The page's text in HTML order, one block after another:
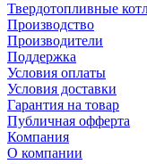
Твердотопливные
Производство
Производители
Поддержка
Условия оплаты
Условия доставки
Гарантия на товар
Публичная офферта
Компания
О компании